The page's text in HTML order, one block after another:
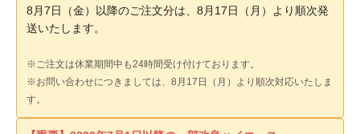
8月7日（金）以降のご注文分は、8月17日（月）より順次発
送いたします。
※ご注文は休業期間中も24時間受け付けております。
※お問い合わせにつきましては、8月17日（月）より順次対応いたしま
す。